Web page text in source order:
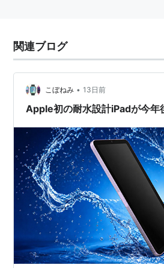
関連ブログ
こぼねみ • 13日前
Apple初の耐水設計iPadが今年